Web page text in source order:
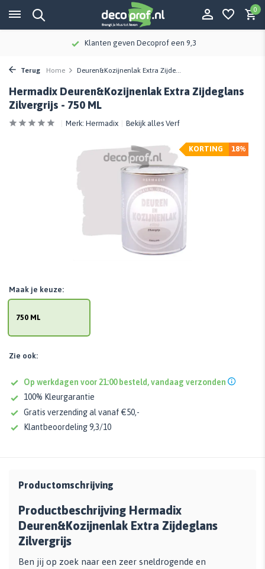
0
Klanten geven Decoprof een 9,3
Terug Home Deuren&Kozijnenlak Extra Zijde...
Hermadix Deuren&Kozijnenlak Extra Zijdeglans
Zilvergrijs - 750 ML
Merk: Hermadix Bekijk alles Verf
18%
KORTING
750 ML
Maak je keuze:
Zie ook:
Op werkdagen voor 21:00 besteld, vandaag verzonden
100% Kleurgarantie
Gratis verzending al vanaf €50,-
Klantbeoordeling 9,3/10
Productomschrijving
Productbeschrijving Hermadix
Deuren&Kozijnenlak Extra Zijdeglans
Zilvergrijs
Ben jij op zoek naar een zeer sneldrogende en